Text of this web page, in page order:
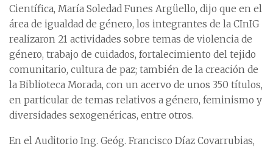
Científica, María Soledad Funes Argüello, dijo que en el
área de igualdad de género, los integrantes de la CInIG
realizaron 21 actividades sobre temas de violencia de
género, trabajo de cuidados, fortalecimiento del tejido
comunitario, cultura de paz; también de la creación de
la Biblioteca Morada, con un acervo de unos 350 títulos,
en particular de temas relativos a género, feminismo y
diversidades sexogenéricas, entre otros.
En el Auditorio Ing. Geóg. Francisco Díaz Covarrubias,